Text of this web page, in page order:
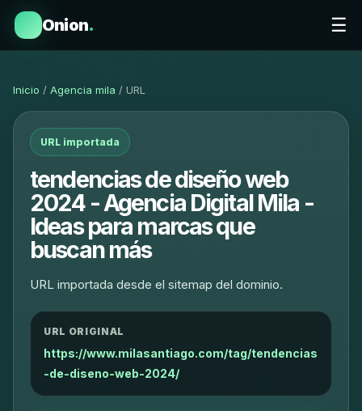
Onion. ☰
Inicio / Agencia mila / URL
URL importada
tendencias de diseño web
2024 - Agencia Digital Mila -
Ideas para marcas que
buscan más
URL importada desde el sitemap del dominio.
URL ORIGINAL
https://www.milasantiago.com/tag/tendencias
-de-diseno-web-2024/